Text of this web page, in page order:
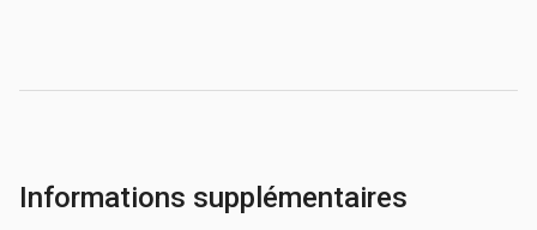
Informations supplémentaires